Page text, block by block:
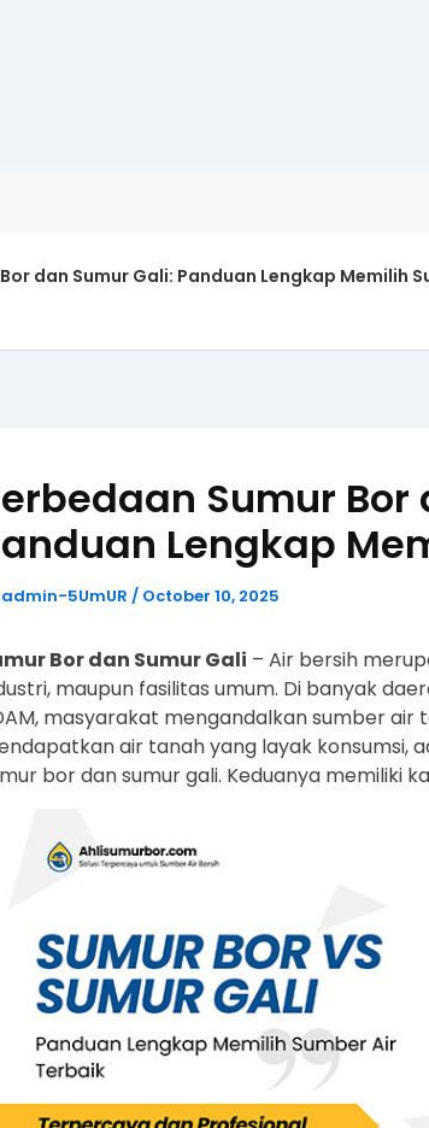
dan Sumur Gali: Panduan Lengkap Memilih
Sumur Bor
Lengkap
admin-5UmUR / October 10, 2025
Bor dan Sumur Gali – Air bersih
maupun fasilitas umum. Di banyak
masyarakat mengandalkan sumber air
air tanah yang layak konsumsi,
bor dan sumur gali. Keduanya memiliki